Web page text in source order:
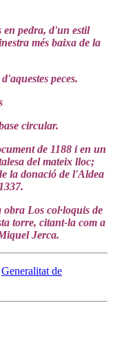
en pedra, d'un estil
més baixa de la
peces.
circular.
de 1188 i en un
del mateix lloc;
la donació de l'Aldea
Los col·loquis de
torre, citant-la com a
Jerca.
Generalitat de